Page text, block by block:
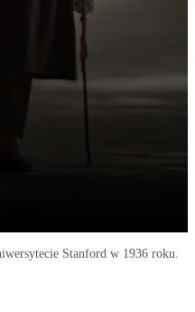
Stanford w 1936 roku.